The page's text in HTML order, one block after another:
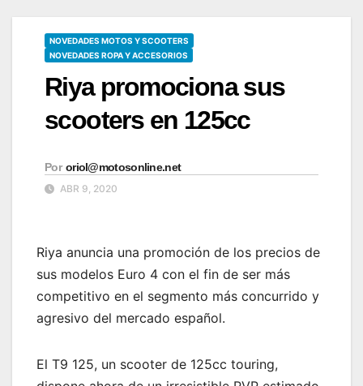
NOVEDADES MOTOS Y SCOOTERS
NOVEDADES ROPA Y ACCESORIOS
Riya promociona sus
scooters en 125cc
Por oriol@motosonline.net
ABR 9, 2020
Riya anuncia una promoción de los precios de
sus modelos Euro 4 con el fin de ser más
competitivo en el segmento más concurrido y
agresivo del mercado español.
El T9 125, un scooter de 125cc touring,